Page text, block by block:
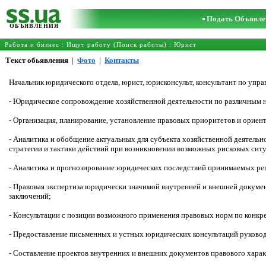
ОБЪЯВЛЕНИЯ
Подать
Работа и бизнес : Ищут работу (Поиск работы) : Юрист
Текст обьявления | Фото | Контакты
Начальник юридического отдела, юрист, юрисконсульт, консультант по
- Юридическое сопровождение хозяйственной деятельности по
- Организация, планирование, установление правовых приоритетов и
- Аналитика и обобщение актуальных для субъекта хозяйственной
стратегии и тактики действий при возникновении возможных рисковых
- Аналитика и прогнозирование юридических последствий принимаемых
- Правовая экспертиза юридически значимой внутренней и внешней
заключений;
- Консультации с позиции возможного применения правовых норм по
- Предоставление письменных и устных юридических консультаций
- Составление проектов внутренних и внешних документов правового